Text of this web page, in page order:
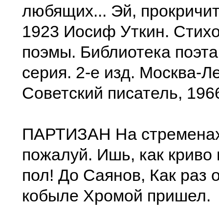
любящих... Эй,
1923 Иосиф Уткин.
поэмы. Библиотека
серия. 2-е изд. Москва-
Советский писатель,
ПАРТИЗАН На
пожалуй. Ишь, как криво
пол! До Саянов, Как раз
кобыле Хромой пришел.